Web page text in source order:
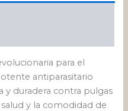
para el
antiparasitario
y duradera contra pulgas
y la comodidad de